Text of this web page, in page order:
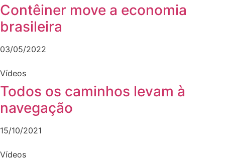
Contêiner move a economia
brasileira
03/05/2022
Vídeos
Todos os caminhos levam à
navegação
15/10/2021
Vídeos